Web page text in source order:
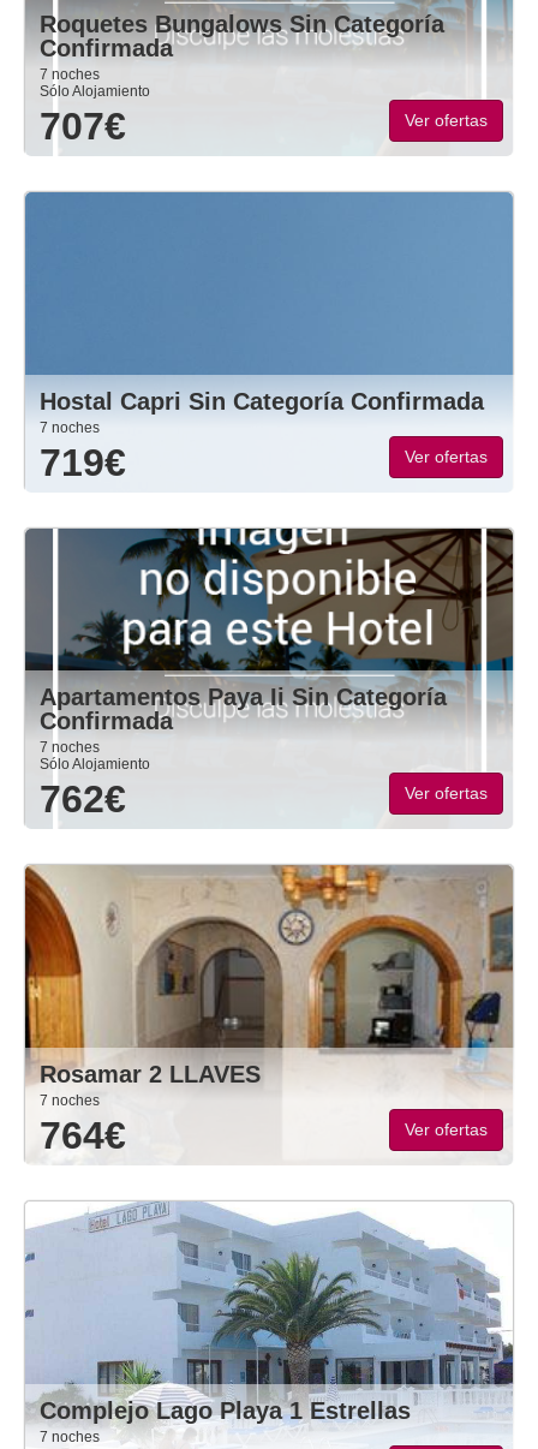
Roquetes Bungalows Sin Categoría
Confirmada
7 noches
Sólo Alojamiento
707€ Ver ofertas
Hostal Capri Sin Categoría Confirmada
7 noches
719€ Ver ofertas
Apartamentos Paya Ii Sin Categoría
Confirmada
7 noches
Sólo Alojamiento
762€ Ver ofertas
Rosamar 2 LLAVES
7 noches
764€ Ver ofertas
Complejo Lago Playa 1 Estrellas
7 noches